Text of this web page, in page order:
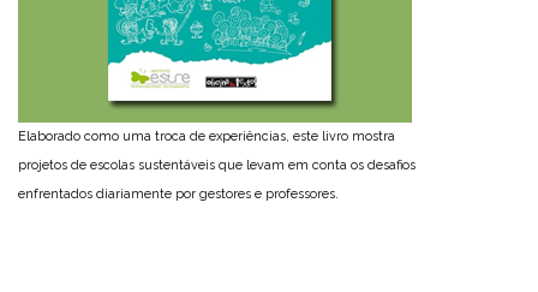
Elaborado como uma troca de experiências, este livro mostra
projetos de escolas sustentáveis que levam em conta os desafios
enfrentados diariamente por gestores e professores.